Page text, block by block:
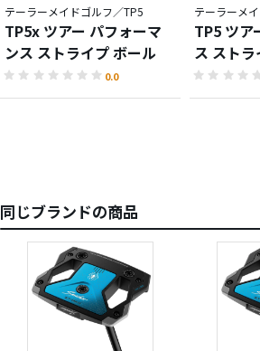
テーラーメイドゴルフ／TP5
TP5x ツアー パフォーマ
ンス ストライプ ボール
0.0
テーラーメ
TP5 ツア
ス スト
同じブランドの商品